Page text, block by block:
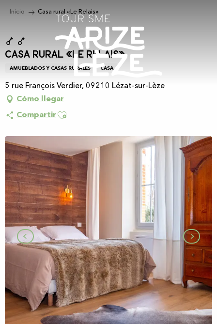
principal
Inicio Casa rural «Le Relais»
Casa rural «Le Relais»
AMUEBLADOS Y CASAS RURALES CASA
5 rue François Verdier, 09210 Lézat-sur-Lèze
Cómo llegar
Compartir Ajouter aux favoris